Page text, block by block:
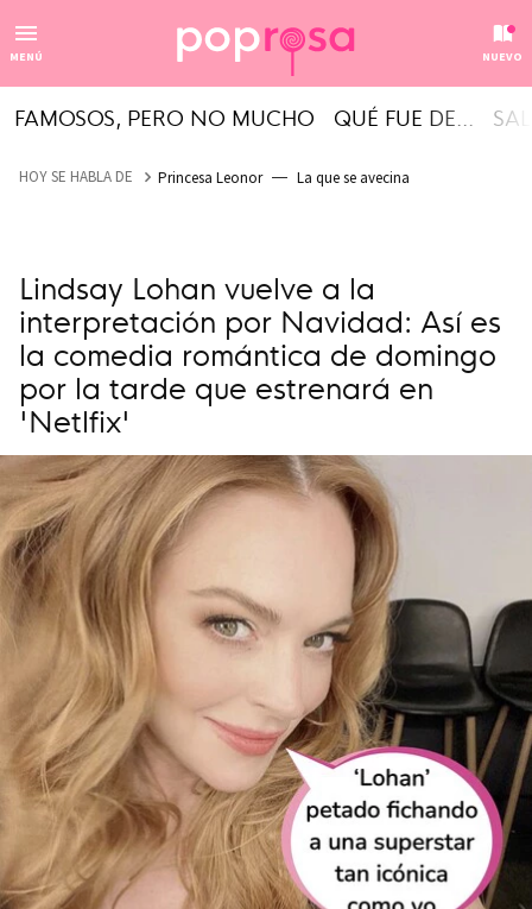
MENÚ NUEVO
FAMOSOS, PERO NO MUCHO QUÉ FUE DE...
HOY SE HABLA DE Princesa Leonor La que se avecina
Lindsay Lohan vuelve a la
interpretación por Navidad: Así es
la comedia romántica de domingo
por la tarde que estrenará en
'Netlfix'